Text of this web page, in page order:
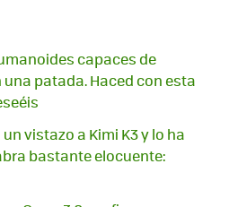
capaces de
patada. Haced con esta
vistazo a Kimi K3 y lo ha
bastante elocuente: